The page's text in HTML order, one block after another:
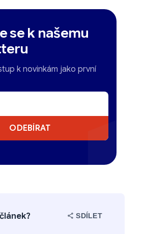
se k našemu
k novinkám jako první
ODEBÍRAT
SDÍLET